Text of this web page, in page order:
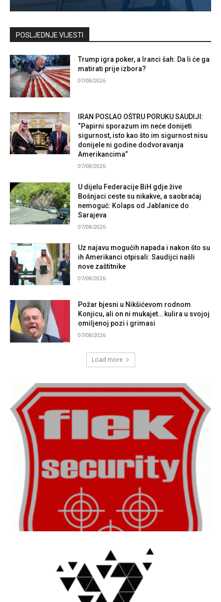
Kontaktirajte nas
POSLJEDNJE VIJESTI
Trump igra poker, a Iranci šah: Da li će ga
matirati prije izbora?
07/08/2026
IRAN POSLAO OŠTRU PORUKU SAUDIJI:
“Papirni sporazum im neće donijeti
sigurnost, isto kao što im sigurnost nisu
donijele ni godine dodvoravanja
Amerikancima”
07/08/2026
U dijelu Federacije BiH gdje žive
Bošnjaci ceste su nikakve, a saobraćaj
nemoguć: Kolaps od Jablanice do
Sarajeva
07/08/2026
Uz najavu mogućih napada i nakon što su
ih Amerikanci otpisali: Saudijci našli
nove zaštitnike
07/08/2026
Požar bjesni u Nikšićevom rodnom
Konjicu, ali on ni mukajet… kulira u svojoj
omiljenoj pozi i grimasi
07/08/2026
Load more